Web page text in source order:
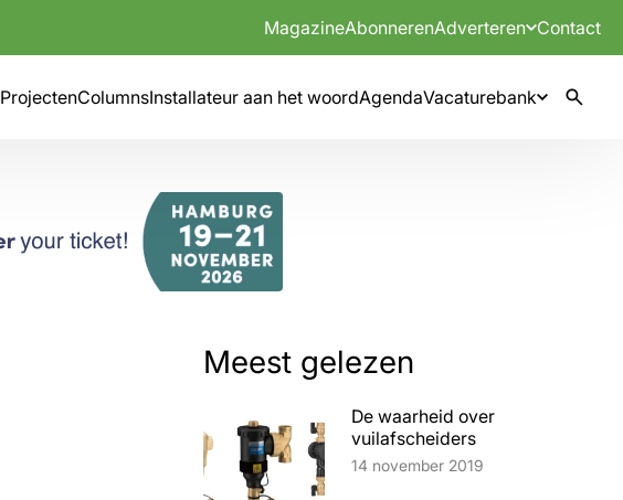
MagazineAbonnerenAdverteren Contact
ProjectenColumnsInstallateur aan het woordAgendaVacaturebank
Meest gelezen
De waarheid over
vuilafscheiders
Lees artikel
14 november 2019